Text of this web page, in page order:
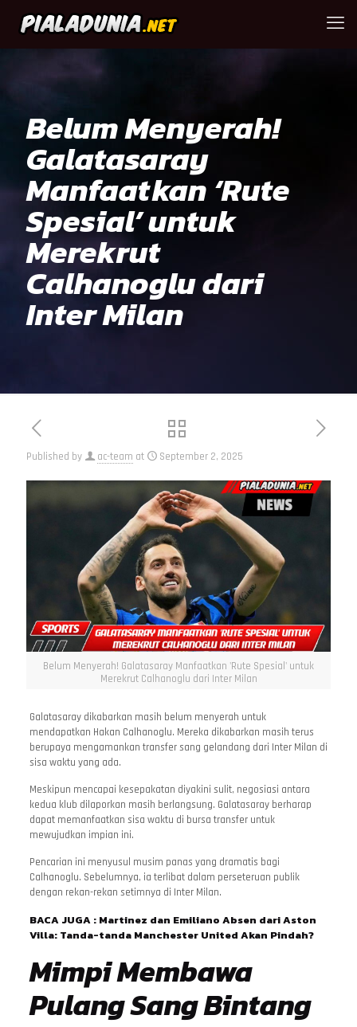
Belum Menyerah!
Galatasaray
Manfaatkan ‘Rute
Spesial’ untuk
Merekrut
Calhanoglu dari
Inter Milan
Published by ac-team at September 2, 2025
Belum Menyerah! Galatasaray Manfaatkan 'Rute Spesial' untuk
Merekrut Calhanoglu dari Inter Milan
Galatasaray dikabarkan masih belum menyerah untuk
mendapatkan Hakan Calhanoglu. Mereka dikabarkan masih terus
berupaya mengamankan transfer sang gelandang dari Inter Milan di
sisa waktu yang ada.
Meskipun mencapai kesepakatan diyakini sulit, negosiasi antara
kedua klub dilaporkan masih berlangsung. Galatasaray berharap
dapat memanfaatkan sisa waktu di bursa transfer untuk
mewujudkan impian ini.
Pencarian ini menyusul musim panas yang dramatis bagi
Calhanoglu. Sebelumnya, ia terlibat dalam perseteruan publik
dengan rekan-rekan setimnya di Inter Milan.
BACA JUGA : Martinez dan Emiliano Absen dari Aston
Villa: Tanda-tanda Manchester United Akan Pindah?
Mimpi Membawa
Pulang Sang Bintang